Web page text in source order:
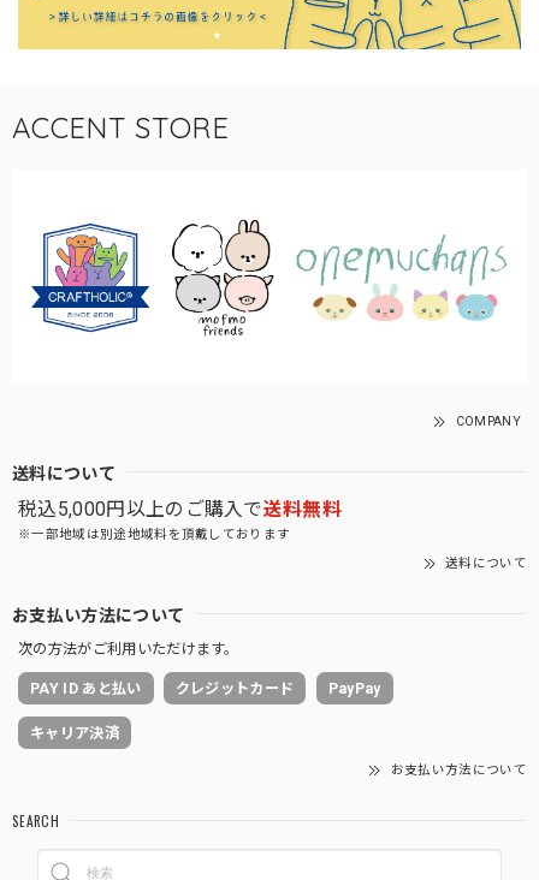
ACCENT STORE
COMPANY
送料について
税込5,000円以上のご購入で送料無料
※一部地域は別途地域料を頂戴しております
送料について
お支払い方法について
次の方法がご利用いただけます。
PAY ID あと払い クレジットカード PayPay
キャリア決済
お支払い方法について
SEARCH